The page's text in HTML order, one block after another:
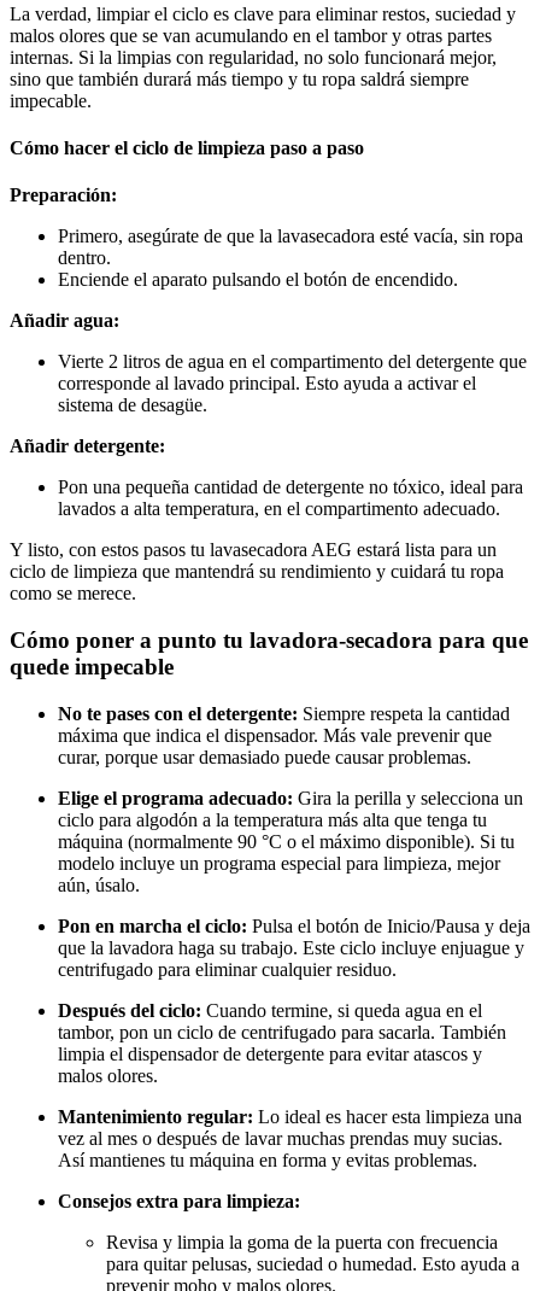
La verdad, limpiar el ciclo es clave para eliminar restos, suciedad y
malos olores que se van acumulando en el tambor y otras partes
internas. Si la limpias con regularidad, no solo funcionará mejor,
sino que también durará más tiempo y tu ropa saldrá siempre
impecable.
Cómo hacer el ciclo de limpieza paso a paso
Preparación:
Primero, asegúrate de que la lavasecadora esté vacía, sin ropa
dentro.
Enciende el aparato pulsando el botón de encendido.
Añadir agua:
Vierte 2 litros de agua en el compartimento del detergente que
corresponde al lavado principal. Esto ayuda a activar el
sistema de desagüe.
Añadir detergente:
Pon una pequeña cantidad de detergente no tóxico, ideal para
lavados a alta temperatura, en el compartimento adecuado.
Y listo, con estos pasos tu lavasecadora AEG estará lista para un
ciclo de limpieza que mantendrá su rendimiento y cuidará tu ropa
como se merece.
Cómo poner a punto tu lavadora-secadora para que
quede impecable
No te pases con el detergente: Siempre respeta la cantidad
máxima que indica el dispensador. Más vale prevenir que
curar, porque usar demasiado puede causar problemas.
Elige el programa adecuado: Gira la perilla y selecciona un
ciclo para algodón a la temperatura más alta que tenga tu
máquina (normalmente 90 °C o el máximo disponible). Si tu
modelo incluye un programa especial para limpieza, mejor
aún, úsalo.
Pon en marcha el ciclo: Pulsa el botón de Inicio/Pausa y deja
que la lavadora haga su trabajo. Este ciclo incluye enjuague y
centrifugado para eliminar cualquier residuo.
Después del ciclo: Cuando termine, si queda agua en el
tambor, pon un ciclo de centrifugado para sacarla. También
limpia el dispensador de detergente para evitar atascos y
malos olores.
Mantenimiento regular: Lo ideal es hacer esta limpieza una
vez al mes o después de lavar muchas prendas muy sucias.
Así mantienes tu máquina en forma y evitas problemas.
Consejos extra para limpieza:
Revisa y limpia la goma de la puerta con frecuencia
para quitar pelusas, suciedad o humedad. Esto ayuda a
prevenir moho y malos olores.